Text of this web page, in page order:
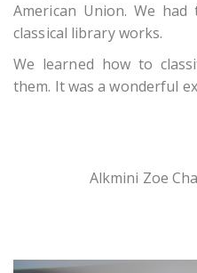
American Union. We
classical library works.
We learned how to
them. It was a wonderful
Alkmini Zoe